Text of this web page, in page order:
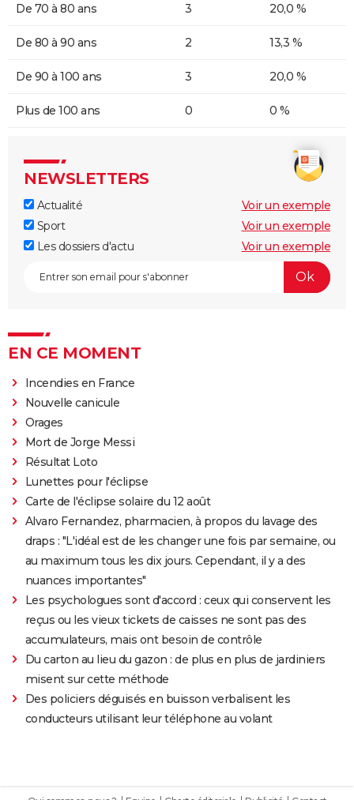
De 70 à 80 ans 3 20,0 %
De 80 à 90 ans 2 13,3 %
De 90 à 100 ans 3 20,0 %
Plus de 100 ans 0 0 %
NEWSLETTERS
Actualité
Voir un exemple
Sport
Voir un exemple
Les dossiers d'actu
Voir un exemple
EN CE MOMENT
Incendies en France
Nouvelle canicule
Orages
Mort de Jorge Messi
Résultat Loto
Lunettes pour l'éclipse
Carte de l'éclipse solaire du 12 août
Alvaro Fernandez, pharmacien, à propos du lavage des
draps : "L'idéal est de les changer une fois par semaine, ou
au maximum tous les dix jours. Cependant, il y a des
nuances importantes"
Les psychologues sont d'accord : ceux qui conservent les
reçus ou les vieux tickets de caisses ne sont pas des
accumulateurs, mais ont besoin de contrôle
Du carton au lieu du gazon : de plus en plus de jardiniers
misent sur cette méthode
Des policiers déguisés en buisson verbalisent les
conducteurs utilisant leur téléphone au volant